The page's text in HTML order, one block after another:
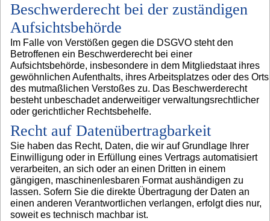
Beschwerderecht bei der zuständigen
Aufsichtsbehörde
Im Falle von Verstößen gegen die DSGVO steht den
Betroffenen ein Beschwerderecht bei einer
Aufsichtsbehörde, insbesondere in dem Mitgliedstaat ihres
gewöhnlichen Aufenthalts, ihres Arbeitsplatzes oder des Orts
des mutmaßlichen Verstoßes zu. Das Beschwerderecht
besteht unbeschadet anderweitiger verwaltungsrechtlicher
oder gerichtlicher Rechtsbehelfe.
Recht auf Datenübertragbarkeit
Sie haben das Recht, Daten, die wir auf Grundlage Ihrer
Einwilligung oder in Erfüllung eines Vertrags automatisiert
verarbeiten, an sich oder an einen Dritten in einem
gängigen, maschinenlesbaren Format aushändigen zu
lassen. Sofern Sie die direkte Übertragung der Daten an
einen anderen Verantwortlichen verlangen, erfolgt dies nur,
soweit es technisch machbar ist.